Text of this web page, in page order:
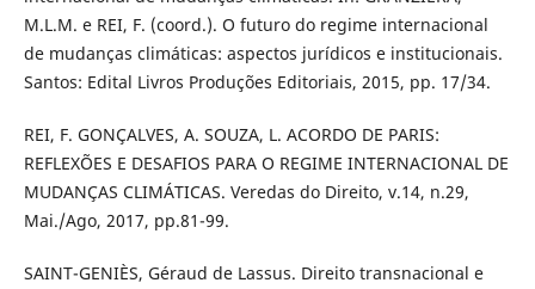
M.L.M. e REI, F. (coord.). O futuro do regime internacional
de mudanças climáticas: aspectos jurídicos e institucionais.
Santos: Edital Livros Produções Editoriais, 2015, pp. 17/34.
REI, F. GONÇALVES, A. SOUZA, L. ACORDO DE PARIS:
REFLEXÕES E DESAFIOS PARA O REGIME INTERNACIONAL DE
MUDANÇAS CLIMÁTICAS. Veredas do Direito, v.14, n.29,
Mai./Ago, 2017, pp.81-99.
SAINT-GENIÈS, Géraud de Lassus. Direito transnacional e